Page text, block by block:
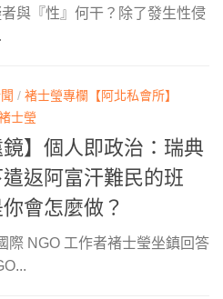
與『性』何干？除了發生性侵
/ 褚士瑩專欄【阿北私會所】
士瑩
鏡】個人即政治：瑞典
返阿富汗難民的班
會怎麼做？
際 NGO 工作者褚士瑩坐鎮回答